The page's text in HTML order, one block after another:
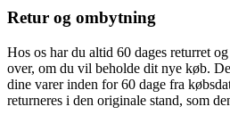
Retur og ombytning
Hos os har du altid 60 dages returret
over, om du vil beholde dit nye køb.
dine varer inden for 60 dage fra
returneres i den originale stand, som